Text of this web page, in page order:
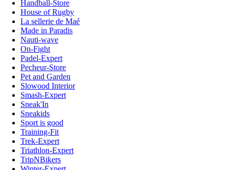
Handball-Store
House of Rugby
La sellerie de Maé
Made in Paradis
Nauti-wave
On-Fight
Padel-Expert
Pecheur-Store
Pet and Garden
Slowood Interior
Smash-Expert
Sneak'In
Sneakids
Sport is good
Training-Fit
Trek-Expert
Triathlon-Expert
TripNBikers